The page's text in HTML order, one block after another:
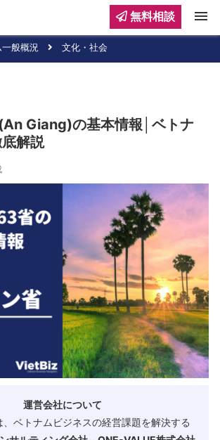
般概況 文化・社会
Giang)の基本情報│ベトナ
解説
運営会社について
、ベトナムビジネスの経営課題を解決する
無料相談 menu